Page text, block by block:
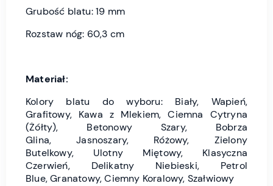
Grubość blatu: 19 mm
Rozstaw nóg: 60,3 cm
Materiał:
Kolory blatu do wyboru: Biały, Wapień,
Grafitowy, Kawa z Mlekiem, Ciemna Cytryna
(Żółty), Betonowy Szary, Bobrza
Glina, Jasnoszary, Różowy, Zielony
Butelkowy, Ulotny Miętowy, Klasyczna
Czerwień, Delikatny Niebieski, Petrol
Blue, Granatowy, Ciemny Koralowy, Szałwiowy